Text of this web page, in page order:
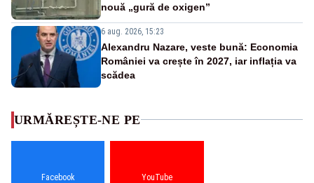
nouă „gură de oxigen”
6 aug. 2026, 15:23
Alexandru Nazare, veste bună: Economia
României va crește în 2027, iar inflația va
scădea
URMĂREȘTE-NE PE
Facebook YouTube